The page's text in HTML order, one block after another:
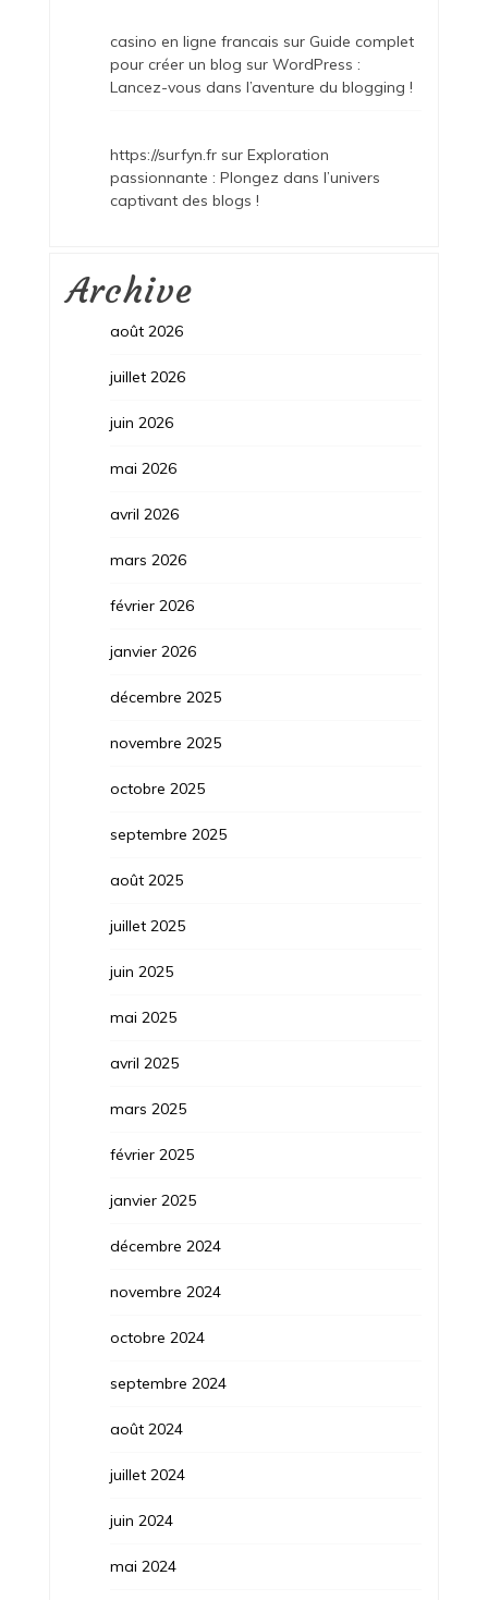
casino en ligne francais sur Guide complet
pour créer un blog sur WordPress :
Lancez-vous dans l’aventure du blogging !
https://surfyn.frsur Exploration
passionnante : Plongez dans l’univers
captivant des blogs !
Archive
août 2026
juillet 2026
juin 2026
mai 2026
avril 2026
mars 2026
février 2026
janvier 2026
décembre 2025
novembre 2025
octobre 2025
septembre 2025
août 2025
juillet 2025
juin 2025
mai 2025
avril 2025
mars 2025
février 2025
janvier 2025
décembre 2024
novembre 2024
octobre 2024
septembre 2024
août 2024
juillet 2024
juin 2024
mai 2024